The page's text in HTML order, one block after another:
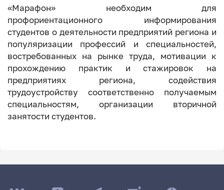
«Марафон» необходим для
профориентационного информирования
студентов о деятельности предприятий региона и
популяризации профессий и специальностей,
востребованных на рынке труда, мотивации к
прохождению практик и стажировок на
предприятиях региона, содействия
трудоустройству соответственно получаемым
специальностям, организации вторичной
занятости студентов.